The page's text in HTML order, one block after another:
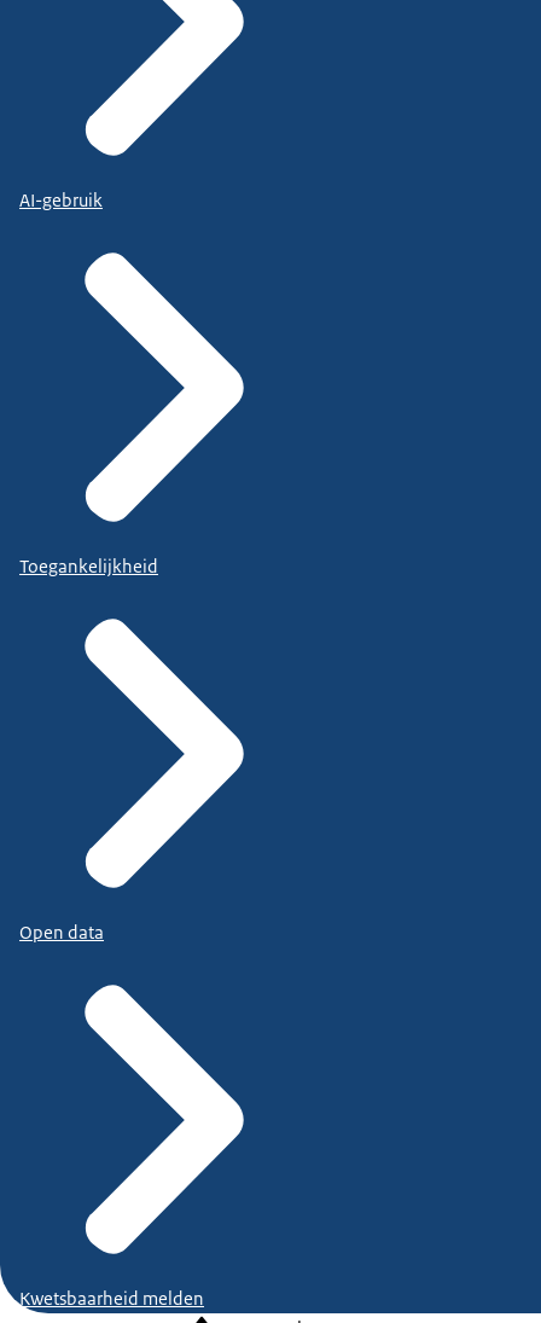
AI-gebruik
Toegankelijkheid
Open data
Kwetsbaarheid melden